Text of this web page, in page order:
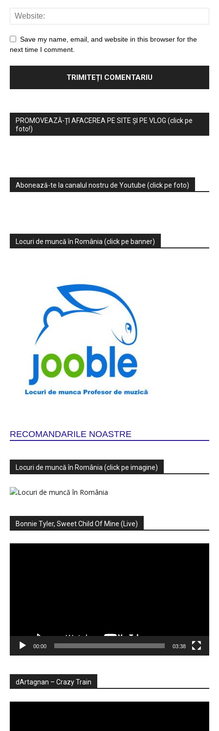
Save my name, email, and website in this browser for the
next time I comment.
PROMOVEAZĂ-ȚI AFACEREA PE SITE ȘI PE VLOG (click pe
foto!)
Abonează-te la canalul nostru de Youtube (click pe foto)
Locuri de muncă în România (click pe banner)
RECOMANDARILE NOASTRE
Locuri de muncă în România (click pe imagine)
Bonnie Tyler, Sweet Child Of Mine (Live)
00:00 03:38
dArtagnan – Crazy Train